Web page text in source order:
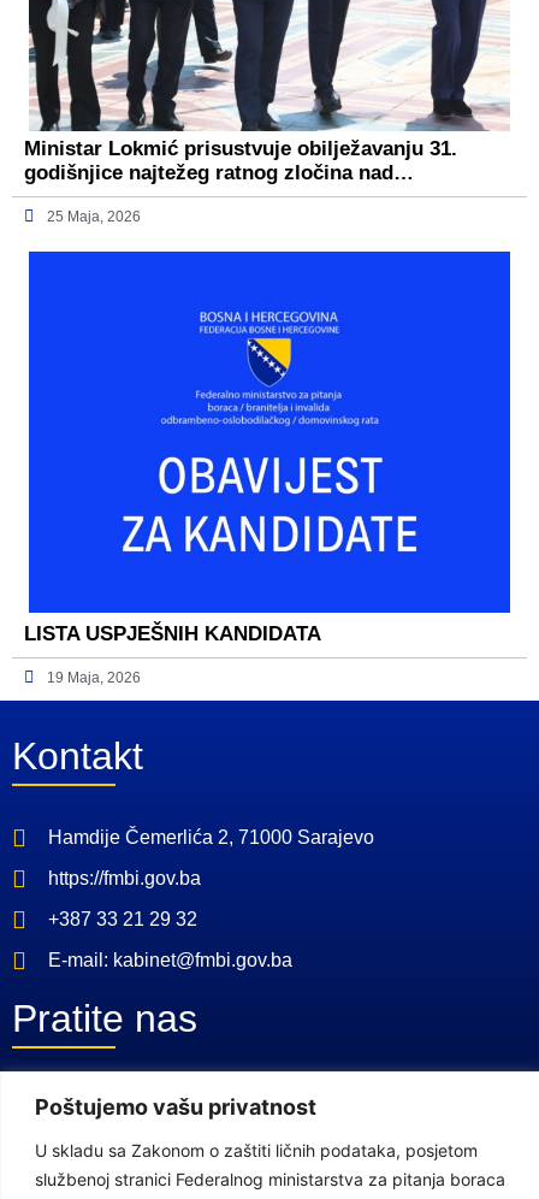
Poštujemo vašu privatnost
U skladu sa Zakonom o zaštiti ličnih podataka, posjetom
službenoj stranici Federalnog ministarstva za pitanja boraca
Ministar Lokmić prisustvuje obilježavanju 31.
godišnjice najtežeg ratnog zločina nad…
25 Maja, 2026
LISTA USPJEŠNIH KANDIDATA
19 Maja, 2026
Kontakt
Hamdije Čemerlića 2, 71000 Sarajevo
https://fmbi.gov.ba
+387 33 21 29 32
E-mail: kabinet@fmbi.gov.ba
Pratite nas
Facebook Stranica
Youtube Kanal